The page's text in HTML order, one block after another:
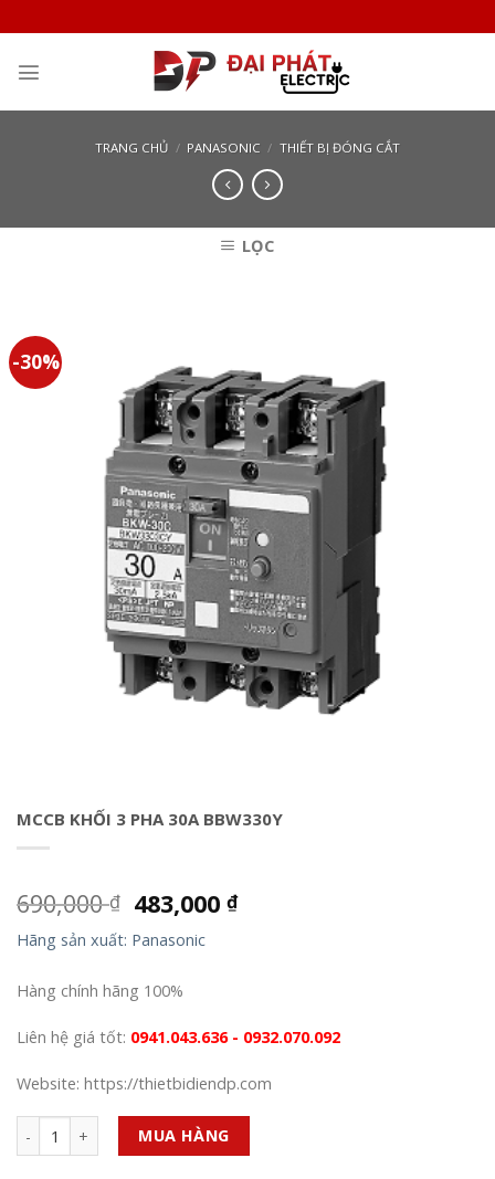
to
content
TRANG CHỦ / PANASONIC / THIẾT BỊ ĐÓNG CẮT
LỌC
-30%
MCCB KHỐI 3 PHA 30A BBW330Y
690,000₫ 483,000₫
Hãng sản xuất: Panasonic
Hàng chính hãng 100%
Liên hệ giá tốt: 0941.043.636 - 0932.070.092
Website: https://thietbidiendp.com
Số lượng MUA HÀNG